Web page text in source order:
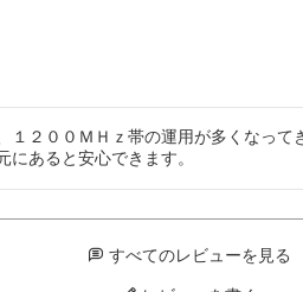
１２００ＭＨｚ帯の運用が多くなっ
にあると安心できます。
すべてのレビューを見る